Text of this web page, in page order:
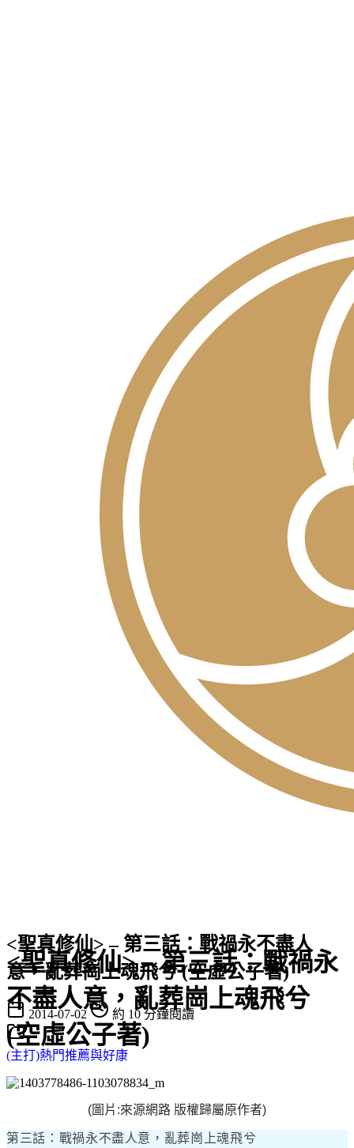
<聖真修仙> – 第三話：戰禍永
不盡人意，亂葬崗上魂飛兮
(空虛公子著)
<聖真修仙> – 第三話：戰禍永不盡人
意，亂葬崗上魂飛兮 (空虛公子著)
2014-07-02 約 10 分鐘閱讀
(主打)熱門推薦與好康
(圖片:來源網路 版權歸屬原作者)
第三話：戰禍永不盡人意，亂葬崗上魂飛兮